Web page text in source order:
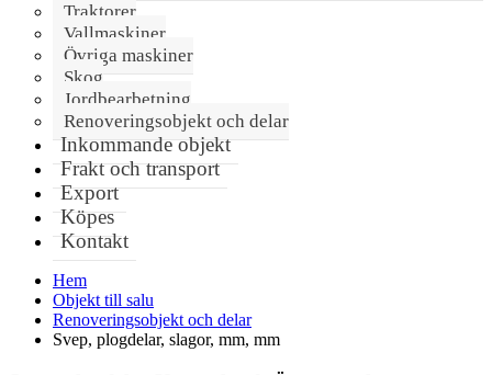
Traktorer
Vallmaskiner
Övriga maskiner
Skog
Jordbearbetning
Renoveringsobjekt och delar
Inkommande objekt
Frakt och transport
Export
Köpes
Kontakt
Hem
Objekt till salu
Renoveringsobjekt och delar
Svep, plogdelar, slagor, mm, mm